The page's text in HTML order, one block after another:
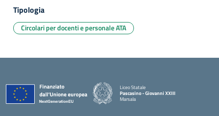
Tipologia
Circolari per docenti e personale ATA
Liceo Statale
Pascasino - Giovanni XXIII
Marsala